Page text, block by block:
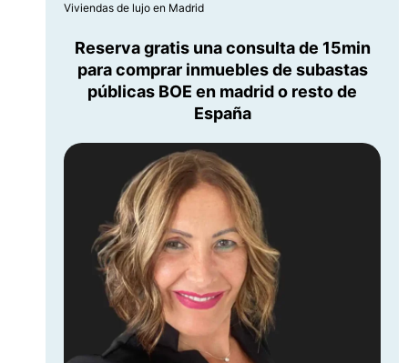
Viviendas de lujo en Madrid
Reserva gratis una consulta de 15min
para comprar inmuebles de subastas
públicas BOE en madrid o resto de
España